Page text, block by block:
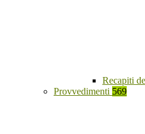
Recapiti
Provvedimenti 569